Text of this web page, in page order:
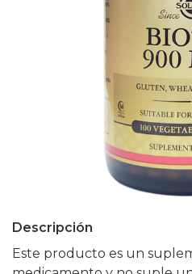
Descripción
Este producto es un